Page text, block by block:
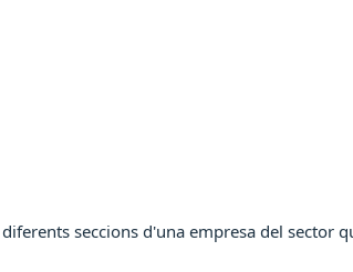
seccions d'una empresa del sector